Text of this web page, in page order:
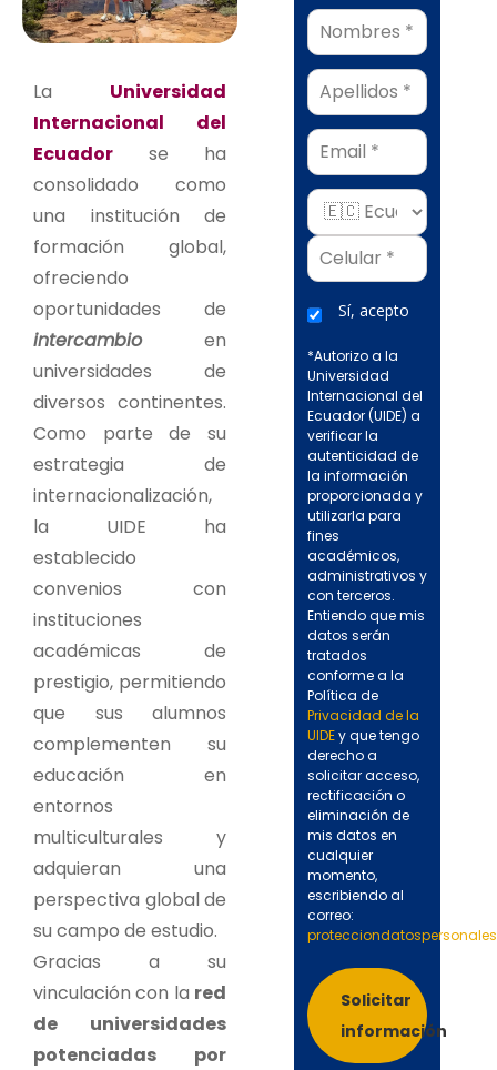
La Universidad
Internacional del
Ecuador se ha
consolidado como
una institución de
formación global,
ofreciendo
oportunidades de
intercambioen
universidades de
diversos continentes.
Como parte de su
estrategia de
internacionalización,
la UIDE ha
establecido
convenios con
instituciones
académicas de
prestigio, permitiendo
que sus alumnos
complementen su
educación en
entornos
multiculturales y
adquieran una
perspectiva global de
su campo de estudio.
Gracias a su
vinculación con la red
de universidades
potenciadas por
Email
Sí, acepto
*Autorizo a la
Universidad
Internacional del
Ecuador (UIDE) a
verificar la
autenticidad de
la información
proporcionada y
utilizarla para
fines
académicos,
administrativos y
con terceros.
Entiendo que mis
datos serán
tratados
conforme a la
Política de
Privacidad de la
UIDEy que tengo
derecho a
solicitar acceso,
rectificación o
eliminación de
mis datos en
cualquier
momento,
escribiendo al
correo:
Solicitar
información